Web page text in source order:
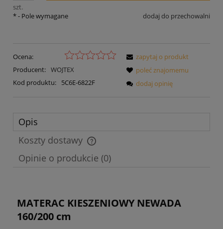
szt.
dodaj do przechowalni
*- Pole wymagane
Ocena:
Producent: WOJTEX
Kod produktu:
5C6E-6822F
zapytaj o produkt
poleć znajomemu
dodaj opinię
Opis
Koszty dostawy
Cena nie zawiera ewentualnych kosztów płatności
Opinie o produkcie (0)
MATERAC KIESZENIOWY NEWADA
160/200 cm